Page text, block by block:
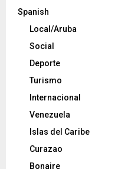
Spanish
Local/Aruba
Social
Deporte
Turismo
Internacional
Venezuela
Islas del Caribe
Curazao
Bonaire